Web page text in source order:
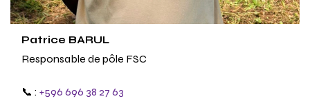
Patrice BARUL
Responsable de pôle FSC
📞 : +596 696 38 27 63